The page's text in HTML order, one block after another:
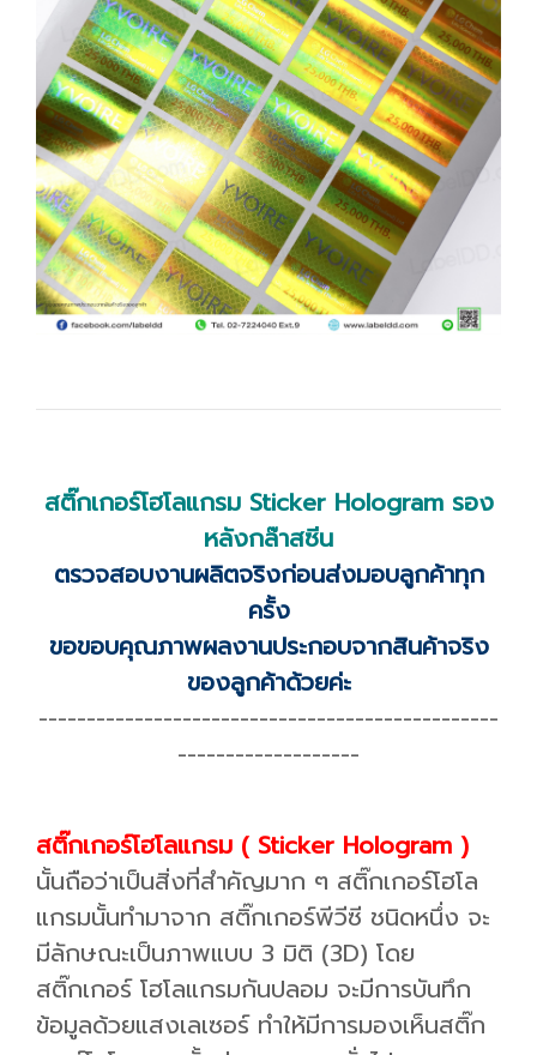
สติ๊กเกอร์โฮโลแกรม Sticker Hologram รอง
หลังกล๊าสซีน
ตรวจสอบงานผลิตจริงก่อนส่งมอบลูกค้าทุก
ครั้ง
ขอขอบคุณภาพผลงานประกอบจากสินค้าจริง
ของลูกค้าด้วยค่ะ
------------------------------------------------
-------------------
สติ๊กเกอร์โฮโลแกรม ( Sticker Hologram )
นั้นถือว่าเป็นสิ่งที่สำคัญมาก ๆ สติ๊กเกอร์โฮโล
แกรมนั้นทำมาจาก สติ๊กเกอร์พีวีซี ชนิดหนึ่ง จะ
มีลักษณะเป็นภาพแบบ 3 มิติ (3D) โดย
สติ๊กเกอร์ โฮโลแกรมกันปลอม จะมีการบันทึก
ข้อมูลด้วยแสงเลเซอร์ ทำให้มีการมองเห็นสติ๊ก